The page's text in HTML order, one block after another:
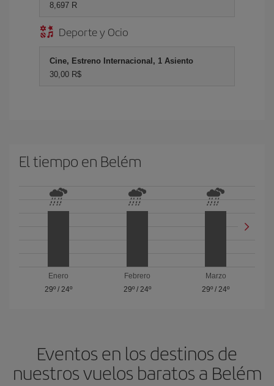
8,697 R
Deporte y Ocio
Cine, Estreno Internacional, 1 Asiento
30,00 R$
El tiempo en Belém
Enero
29º/ 24º
Febrero
29º/ 24º
Marzo
29º /24º
Eventos en los destinos de
nuestros vuelos baratos a Belém